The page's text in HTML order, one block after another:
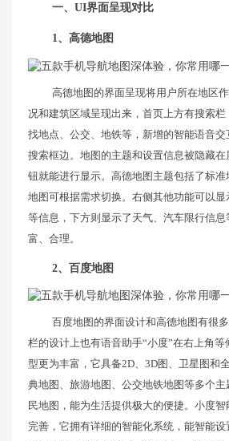
一、UI界面呈现对比
1、高德地图
高德地图的界面呈现将用户所在地区
况和建筑区域呈现出来，首页上方有搜索
找地点、公交、地铁等，新增的智能语音交
搜索框边。地图的主题和设置信息被隐藏
钮就能进行显示。高德地图主题包括了标
地图可根据需求切换。右侧其他功能可以
等信息，下方则显示了天气、汽车限行信
富、合理。
2、百度地图
百度地图的界面设计和高德地图有很
栏的设计上也有语音助手“小度”在右上角
型更为丰富，它具备2D、3D图、卫星图和
典地图、旅游地图、公交地铁地图等多个
民地图，能为生活提供极大的便捷。小度
完善，它拥有详细的智能化系统，能智能